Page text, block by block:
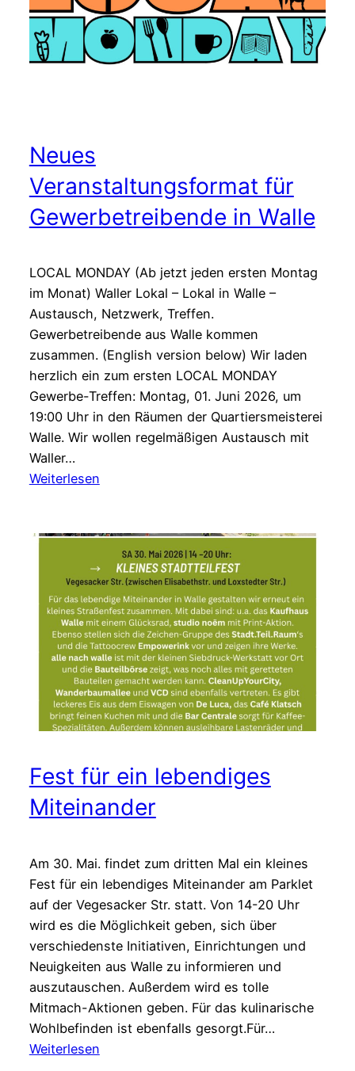
Neues
Veranstaltungsformat für
Gewerbetreibende in Walle
LOCAL MONDAY (Ab jetzt jeden ersten Montag
im Monat) Waller Lokal – Lokal in Walle –
Austausch, Netzwerk, Treffen.
Gewerbetreibende aus Walle kommen
zusammen. (English version below) Wir laden
herzlich ein zum ersten LOCAL MONDAY
Gewerbe-Treffen: Montag, 01. Juni 2026, um
19:00 Uhr in den Räumen der Quartiersmeisterei
Walle. Wir wollen regelmäßigen Austausch mit
Waller…
Weiterlesen:
für
Gewerbetreibende
in
Walle
Fest für ein lebendiges
Miteinander
Am 30. Mai. findet zum dritten Mal ein kleines
Fest für ein lebendiges Miteinander am Parklet
auf der Vegesacker Str. statt. Von 14-20 Uhr
wird es die Möglichkeit geben, sich über
verschiedenste Initiativen, Einrichtungen und
Neuigkeiten aus Walle zu informieren und
auszutauschen. Außerdem wird es tolle
Mitmach-Aktionen geben. Für das kulinarische
Wohlbefinden ist ebenfalls gesorgt.Für…
Weiterlesen: